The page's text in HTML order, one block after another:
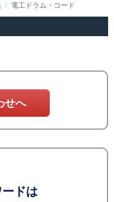
電工ドラム・コード
せへ
ドは